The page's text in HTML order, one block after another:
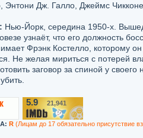
Энтони Дж. Галло, Джеймс Чикконе
Нью-Йорк, середина 1950-х.
узнаёт, что его должность
Фрэнк Костелло, которому
Не желая мириться с потерей
заговор за спиной у своего
5.9 21,941
R (Лицам до 17 обязательно присутствие